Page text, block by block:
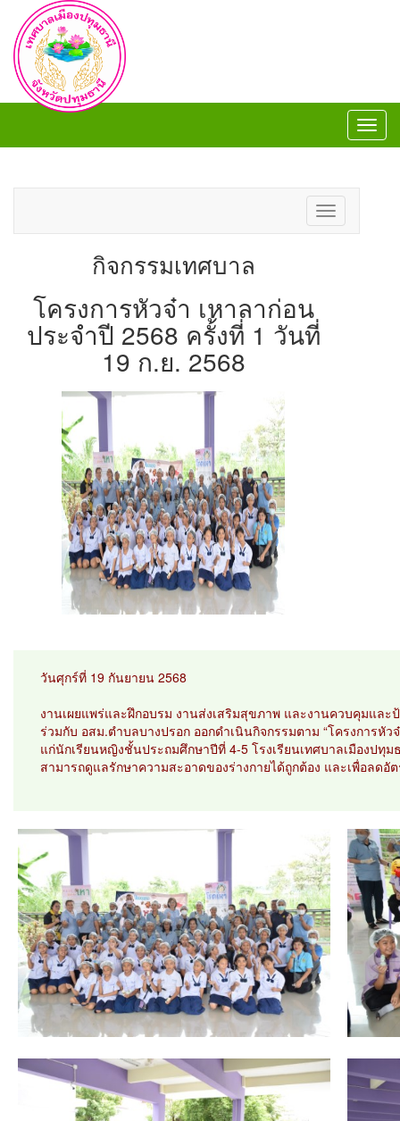
Toggle
navigation
กิจกรรมเทศบาล
โครงการหัวจ๋า เหาลาก่อน
ประจำปี 2568 ครั้งที่ 1 วันที่
19 ก.ย. 2568
วันศุกร์ที่ 19 กันยายน 2568
งานเผยแพร่และฝึกอบรม งานส่งเสริมสุขภาพ และงานควบคุมแล
ร่วมกับ อสม.ตำบลบางปรอก ออกดำเนินกิจกรรมตาม “โครงการหัว
แก่นักเรียนหญิงชั้นประถมศึกษาปีที่ 4-5 โรงเรียนเทศบาลเมืองปทุ
สามารถดูแลรักษาความสะอาดของร่างกายได้ถูกต้อง และเพื่อลด